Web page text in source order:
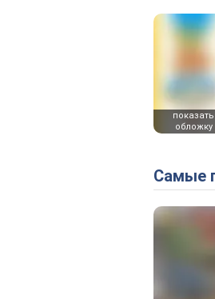
показать
обложку
Самые